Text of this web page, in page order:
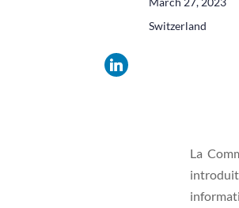
Switzerland
La